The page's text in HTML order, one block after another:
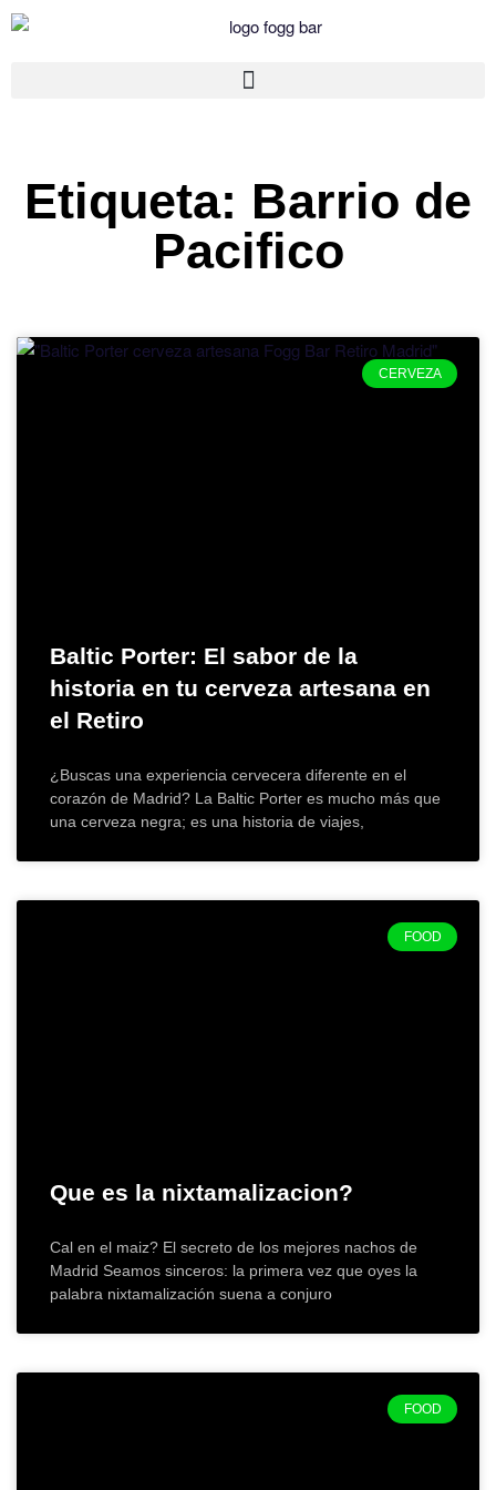
Etiqueta: Barrio de
Pacifico
CERVEZA
Baltic Porter: El sabor de la
historia en tu cerveza artesana en
el Retiro
¿Buscas una experiencia cervecera diferente en el
corazón de Madrid? La Baltic Porter es mucho más que
una cerveza negra; es una historia de viajes,
FOOD
Que es la nixtamalizacion?
Cal en el maiz? El secreto de los mejores nachos de
Madrid Seamos sinceros: la primera vez que oyes la
palabra nixtamalización suena a conjuro
FOOD